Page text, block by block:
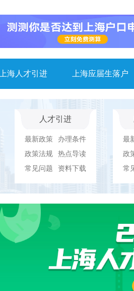
上海人才引进 上海应届生落户
人才引进
最新政策
办理条件
政策法规
热点导读
常见问题
资料下载
最
政
常